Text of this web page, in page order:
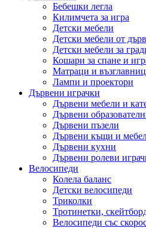
Бебешки легла
Килимчета за игра
Детски мебели
Детски мебели от
Детски мебели за
Кошари за спане и
Матраци и
Лампи и проектори
Дървени играчки
Дървени мебели и
Дървени
Дървени пъзели
Дървени къщи и
Дървени кухни
Дървени ролеви
Велосипеди
Колела баланс
Детски велосипеди
Триколки
Тротинетки,
Велосипеди със